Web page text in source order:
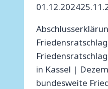
01.12.2024
in Kassel |
bundesweite